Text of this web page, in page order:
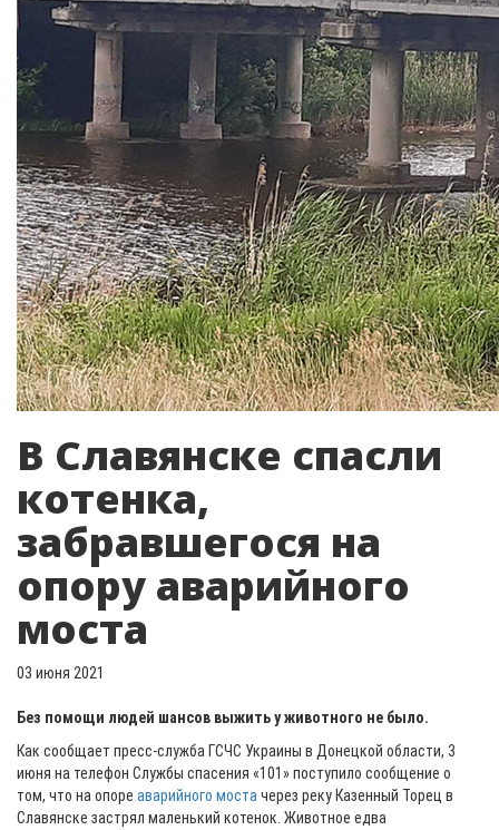
В Славянске спасли
котенка,
забравшегося на
опору аварийного
моста
03 июня 2021
Без помощи людей шансов выжить у животного не было.
Как сообщает пресс-служба ГСЧС Украины в Донецкой области, 3
июня на телефон Службы спасения «101» поступило сообщение о
том, что на опоре аварийного моста через реку Казенный Торец в
Славянске застрял маленький котенок. Животное едва